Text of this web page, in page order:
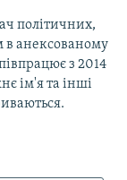
політичних,
в анексованому
з 2014
ім'я та інші